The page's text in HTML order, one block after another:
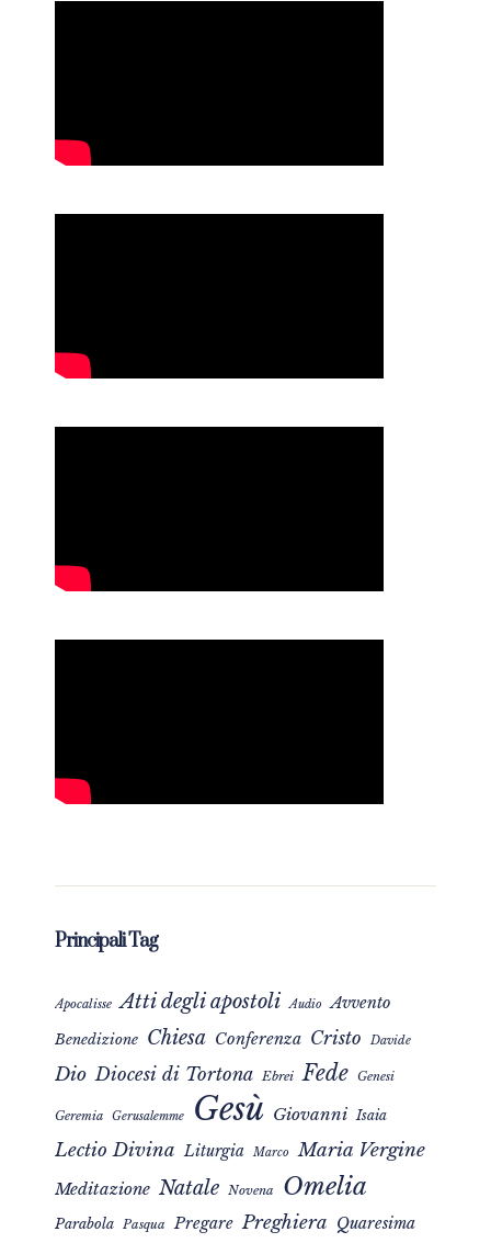
Principali Tag
Apocalisse Atti degli apostoli Audio Avvento
Benedizione Chiesa Conferenza Cristo Davide
Dio Diocesi di Tortona Ebrei Fede Genesi
Geremia Gerusalemme Gesù Giovanni Isaia
Lectio Divina Liturgia Marco Maria Vergine
Meditazione Natale Novena Omelia
Parabola Pasqua Pregare Preghiera Quaresima